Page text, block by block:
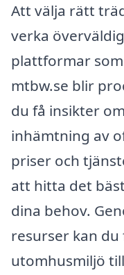
Att välja rätt
verka
plattformar
mtbw.se blir
du få insikter
inhämtning av
priser och
att hitta det
dina behov.
resurser kan
utomhusmiljö